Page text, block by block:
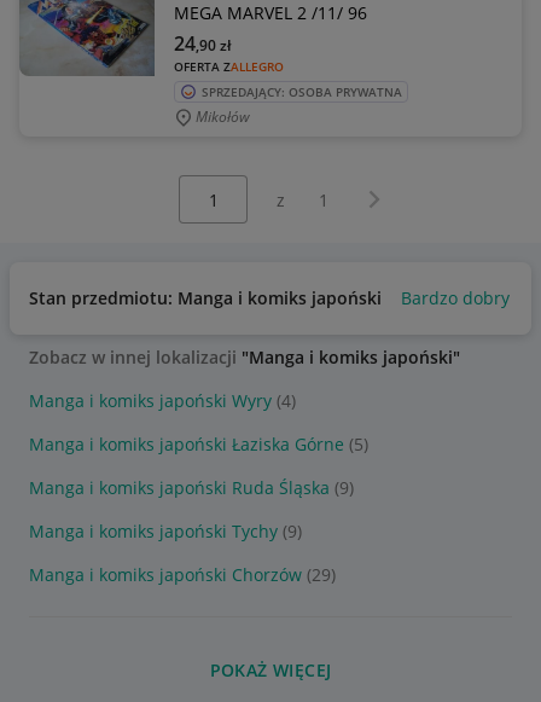
MEGA MARVEL 2 /11/ 96
OFERTA ZALLEGRO
24,90zł
SPRZEDAJĄCY: OSOBA PRYWATNA
Mikołów
z 1 Następna strona
Stan przedmiotu: Manga i komiks japoński Bardzo dobry
Zobacz w innej lokalizacji "Manga i komiks japoński"
Manga i komiks japoński Wyry (4)
Manga i komiks japoński Łaziska Górne (5)
Manga i komiks japoński Ruda Śląska (9)
Manga i komiks japoński Tychy (9)
Manga i komiks japoński Chorzów (29)
POKAŻ WIĘCEJ